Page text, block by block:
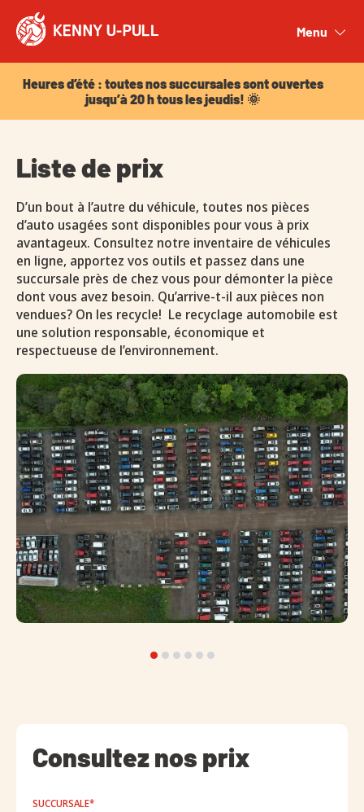
Menu
Heures d’été : toutes nos succursales sont ouvertes
jusqu’à 20 h tous les jeudis! 🌞
Liste de prix
D’un bout à l’autre du véhicule, toutes nos pièces
d’auto usagées sont disponibles pour vous à prix
avantageux. Consultez notre inventaire de véhicules
en ligne, apportez vos outils et passez dans une
succursale près de chez vous pour démonter la pièce
dont vous avez besoin. Qu’arrive-t-il aux pièces non
vendues? On les recycle! Le recyclage automobile est
une solution responsable, économique et
respectueuse de l’environnement.
Consultez nos prix
SUCCURSALE*